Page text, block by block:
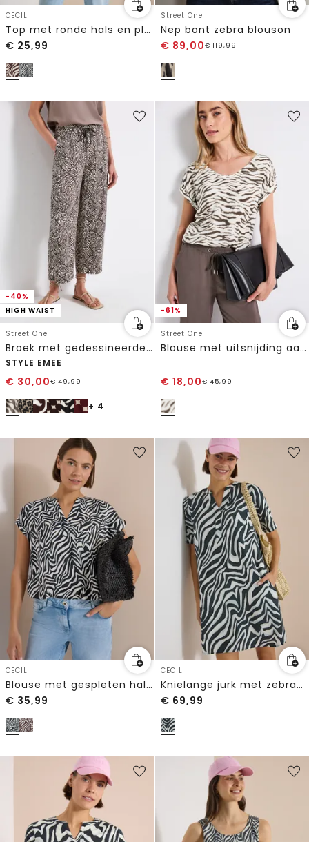
CECIL
Top met ronde hals en plooidetail
€ 25,99
Street One
Nep bont zebra blouson
€ 89,00€119,99
-40%
HIGH WAIST
Street One
Broek met gedessineerde Wide Legs
STYLE EMEE
€ 30,00€49,99
+ 4
-61%
Street One
Blouse met uitsnijding aan de achterkant
€ 18,00€45,99
CECIL
Blouse met gespleten hals en zebraprint
€ 35,99
CECIL
Knielange jurk met zebraprint
€ 69,99